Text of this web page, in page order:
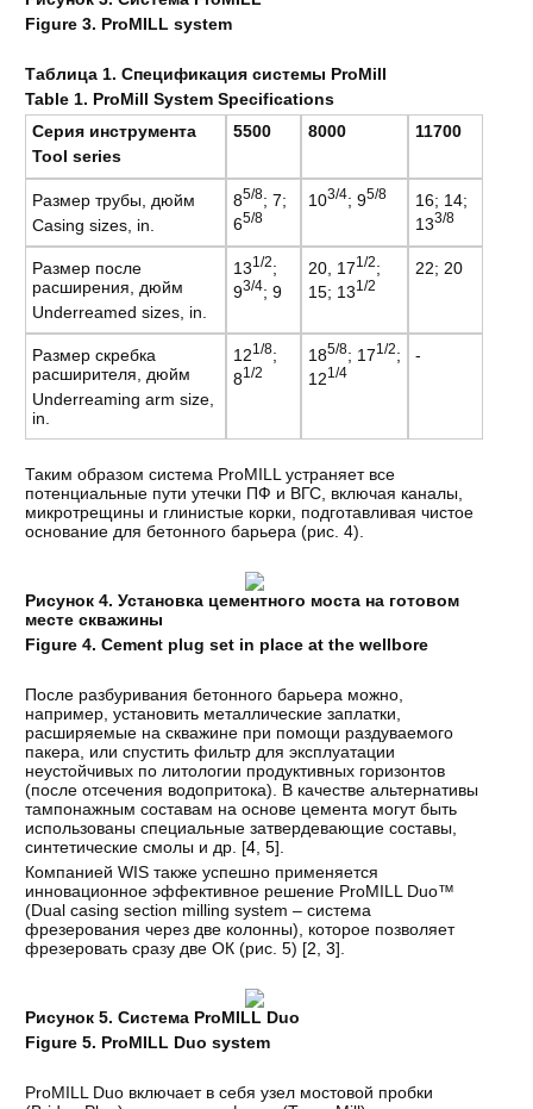
Figure 3. ProMILL system
Таблица 1. Спецификация системы ProMill
Table 1. ProMill System Specifications
Серия инструмента
Tool series
5500 8000 11700
Размер трубы, дюйм
Casing sizes, in.
85/8; 7;
65/8
103/4; 95/8
16; 14;
133/8
Размер после
расширения, дюйм
Underreamed sizes, in.
131/2;
93/4; 9
20, 171/2;
15; 131/2
22; 20
Размер скребка
расширителя, дюйм
Underreaming arm size,
in.
121/8;
81/2
185/8; 171/2;
121/4
-
Таким образом система ProMILL устраняет все
потенциальные пути утечки ПФ и ВГС, включая каналы,
микротрещины и глинистые корки, подготавливая чистое
основание для бетонного барьера (рис. 4).
Рисунок 4. Установка цементного моста на готовом
месте скважины
Figure 4. Cement plug set in place at the wellbore
После разбуривания бетонного барьера можно,
например, установить металлические заплатки,
расширяемые на скважине при помощи раздуваемого
пакера, или спустить фильтр для эксплуатации
неустойчивых по литологии продуктивных горизонтов
(после отсечения водопритока). В качестве альтернативы
тампонажным составам на основе цемента могут быть
использованы специальные затвердевающие составы,
синтетические смолы и др. [4 ,5].
Компанией WIS также успешно применяется
инновационное эффективное решение ProMILL Duo™
(Dual casing section milling system – система
фрезерования через две колонны), которое позволяет
фрезеровать сразу две ОК (рис. 5) [2 ,3].
Рисунок 5.Система ProMILL Duo
Figure 5. ProMILL Duo system
ProMILL Duo включает в себя узел мостовой пробки